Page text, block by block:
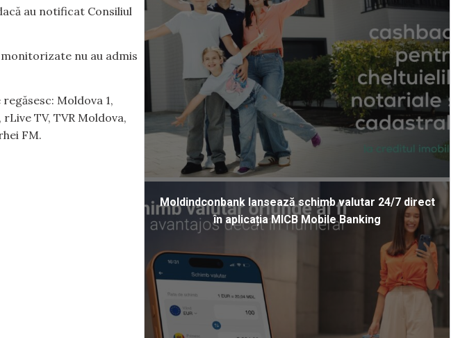
au notificat Consiliul
nu au admis
Moldova 1,
rLive TV, TVR Moldova,
FM.
Moldindconbank lansează schimb valutar 24/7 direct
în aplicația MICB Mobile Banking